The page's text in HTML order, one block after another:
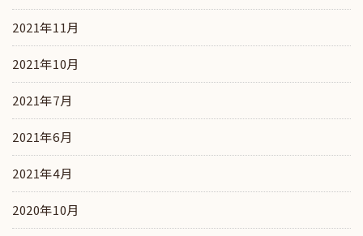
2021年11月
2021年10月
2021年7月
2021年6月
2021年4月
2020年10月